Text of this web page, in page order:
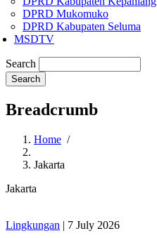
DPRD Mukomuko
DPRD Kabupaten Seluma
MSDTV
Search
Breadcrumb
Home /
Jakarta
Jakarta
Lingkungan | 7 July 2026